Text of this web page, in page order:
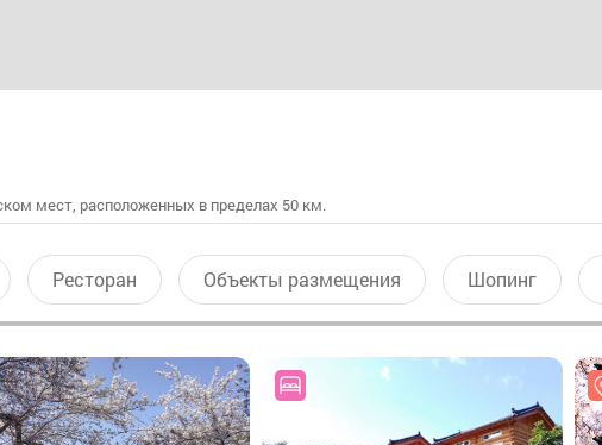
мест, расположенных в пределах 50 км.
Ресторан Объекты размещения Шопинг